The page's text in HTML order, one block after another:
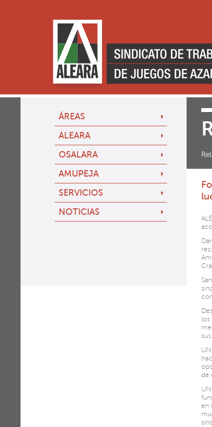
ÁREAS
ALEARA
OSALARA
AMUPEJA
SERVICIOS
NOTICIAS
los
de
en